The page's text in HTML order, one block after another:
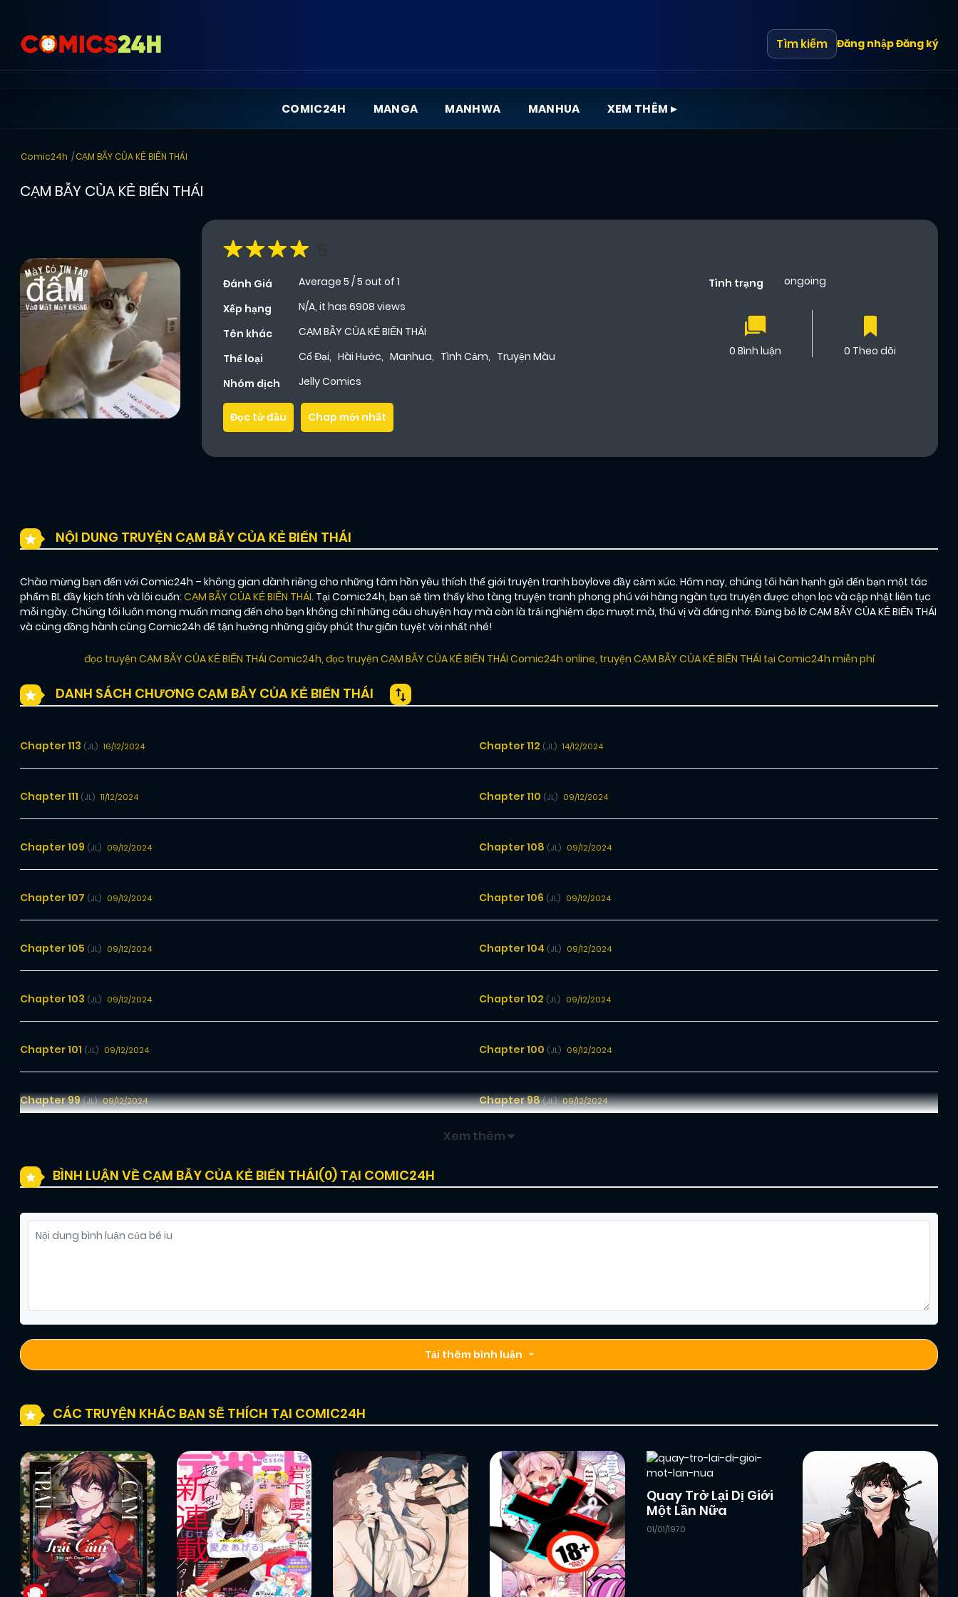
Tìm kiếm Đăng nhậpĐăng ký
COMIC24H MANGA MANHWA MANHUA XEM THÊM ▸
Comic24h CẠM BẪY CỦA KẺ BIẾN THÁI
CẠM BẪY CỦA KẺ BIẾN THÁI
Đánh Giá Average 5 /5 out of 1
Xếp hạng
N/A, it has 6908 views
Tên khác
CẠM BẪY CỦA KẺ BIẾN THÁI
Thể loại
Cổ Đại, Hài Hước, Manhua, Tình Cảm, Truyện Màu
Nhóm dịch
Jelly Comics
Tình trạng ongoing
0 Bình luận 0 Theo dõi
Đọc từ đầu Chap mới nhất
NỘI DUNG TRUYỆN CẠM BẪY CỦA KẺ BIẾN THÁI
Chào mừng bạn đến với Comic24h – không gian dành riêng cho những tâm hồn yêu thích thế giới truyện tranh boylove đầy cảm xúc. Hôm nay, chúng tôi hân hạnh gửi đến bạn một tác
phẩm BL đầy kịch tính và lôi cuốn: CẠM BẪY CỦA KẺ BIẾN THÁI. Tại Comic24h, bạn sẽ tìm thấy kho tàng truyện tranh phong phú với hàng ngàn tựa truyện được chọn lọc và cập nhật liên tục
mỗi ngày. Chúng tôi luôn mong muốn mang đến cho bạn không chỉ những câu chuyện hay mà còn là trải nghiệm đọc mượt mà, thú vị và đáng nhớ. Đừng bỏ lỡ CẠM BẪY CỦA KẺ BIẾN THÁI
và cùng đồng hành cùng Comic24h để tận hưởng những giây phút thư giãn tuyệt vời nhất nhé!
đọc truyện CẠM BẪY CỦA KẺ BIẾN THÁI Comic24h, đọc truyện CẠM BẪY CỦA KẺ BIẾN THÁI Comic24h online, truyện CẠM BẪY CỦA KẺ BIẾN THÁI tại Comic24h miễn phí
DANH SÁCH CHƯƠNG CẠM BẪY CỦA KẺ BIẾN THÁI
Chapter 113 (JL) 16/12/2024 Chapter 112 (JL) 14/12/2024
Chapter 111 (JL) 11/12/2024 Chapter 110 (JL) 09/12/2024
Chapter 109 (JL) 09/12/2024 Chapter 108 (JL) 09/12/2024
Chapter 107 (JL) 09/12/2024 Chapter 106 (JL) 09/12/2024
Chapter 105 (JL) 09/12/2024 Chapter 104 (JL) 09/12/2024
Chapter 103 (JL) 09/12/2024 Chapter 102 (JL) 09/12/2024
Chapter 101 (JL) 09/12/2024 Chapter 100 (JL) 09/12/2024
Chapter 99(JL) 09/12/2024 Chapter 98(JL) 09/12/2024
Chapter 89 Chapter 88
Chapter 87 09/12/2024
Chapter 85(JL) 09/12/2024 Chapter 84(JL) 09/12/2024
Chapter 83(JL) 09/12/2024 Chapter 82(JL) 09/12/2024
Chapter 81(JL) 09/12/2024 Chapter 80(JL) 09/12/2024
Xem thêm
BÌNH LUẬN VỀ CẠM BẪY CỦA KẺ BIẾN THÁI(0) TẠI COMIC24H
Tải thêm bình luận
CÁC TRUYỆN KHÁC BẠN SẼ THÍCH TẠI COMIC24H
Quay Trở Lại Dị Giới
Một Lần Nữa
01/01/1970